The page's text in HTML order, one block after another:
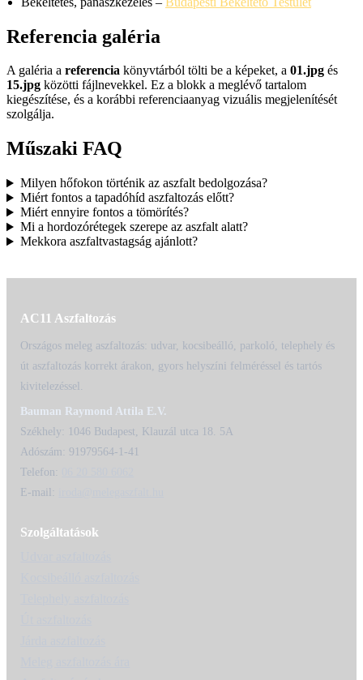
Referencia galéria
A galéria a referencia könyvtárból tölti be a képeket, a 01.jpg és
15.jpg közötti fájlnevekkel. Ez a blokk a meglévő tartalom
kiegészítése, és a korábbi referenciaanyag vizuális megjelenítését
szolgálja.
Műszaki FAQ
Milyen hőfokon történik az aszfalt bedolgozása?
Miért fontos a tapadóhíd aszfaltozás előtt?
Miért ennyire fontos a tömörítés?
Mi a hordozórétegek szerepe az aszfalt alatt?
Mekkora aszfaltvastagság ajánlott?
AC11 Aszfaltozás
Országos meleg aszfaltozás: udvar, kocsibeálló, parkoló, telephely és
út aszfaltozás korrekt árakon, gyors helyszíni felméréssel és tartós
kivitelezéssel.
Bauman Raymond Attila E.V.
Székhely: 1046 Budapest, Klauzál utca 18. 5A
Adószám: 91979564-1-41
Telefon:
E-mail:
Szolgáltatások